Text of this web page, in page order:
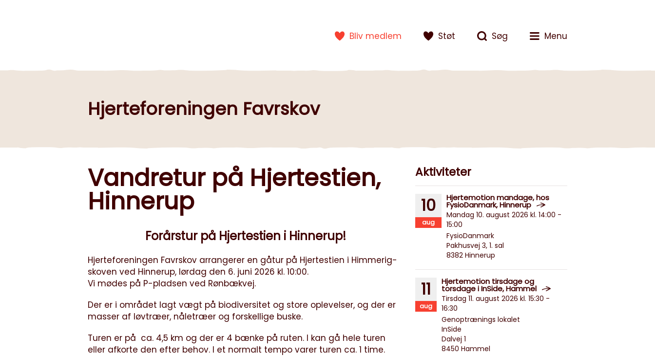
Bliv medlem Støt Søg Menu
Hjerteforeningen Favrskov
Vandretur på Hjertestien,
Hinnerup
Forårstur på Hjertestien i Hinnerup!
Hjerteforeningen Favrskov arrangerer en gåtur på Hjertestien i Himmerig-
skoven ved Hinnerup, lørdag den 6. juni 2026 kl. 10:00.
Vi mødes på P-pladsen ved Rønbækvej.
Der er i området lagt vægt på biodiversitet og store oplevelser, og der er
masser af løvtræer, nåletræer og forskellige buske.
Turen er på ca. 4,5 km og der er 4 bænke på ruten. I kan gå hele turen
eller afkorte den efter behov. I et normalt tempo varer turen ca. 1 time.
Aktiviteter
10
aug
Hjertemotion mandage, hos
FysioDanmark, Hinnerup
Mandag 10. august 2026 kl. 14:00 -
15:00
FysioDanmark
Pakhusvej 3, 1. sal
8382 Hinnerup
11
aug
Hjertemotion tirsdage og
torsdage i InSide, Hammel
Tirsdag 11. august 2026 kl. 15:30 -
16:30
Genoptrænings lokalet
InSide
Dalvej 1
8450 Hammel